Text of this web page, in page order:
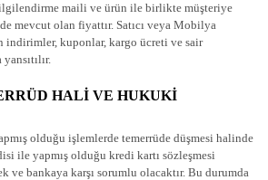
maili ve ürün ile birlikte müşteriye
mevcut olan fiyattır. Satıcı veya Mobilya
indirimler, kuponlar, kargo ücreti ve sair
HALİ VE HUKUKİ
olduğu işlemlerde temerrüde düşmesi halinde
ile yapmış olduğu kredi kartı sözleşmesi
ve bankaya karşı sorumlu olacaktır. Bu durumda